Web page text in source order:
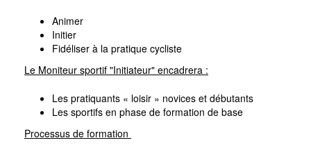
Animer
Initier
Fidéliser à la pratique cycliste
Le Moniteur sportif "Initiateur" encadrera :
Les pratiquants « loisir » novices et débutants
Les sportifs en phase de formation de base
Processus de formation